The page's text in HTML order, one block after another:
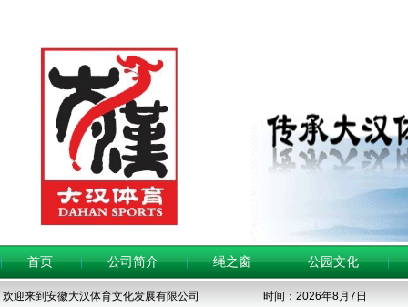
首页 公司简介 绳之窗 公园文化
欢迎来到安徽大汉体育文化发展有限公司 时间：2026年8月7日